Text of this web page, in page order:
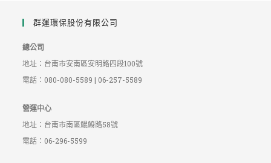
群運環保股份有限公司
總公司
地址：台南市安南區安明路四段100號
電話：080-080-5589 | 06-257-5589
營運中心
地址：台南市南區鯤鯓路58號
電話：06-296-5599